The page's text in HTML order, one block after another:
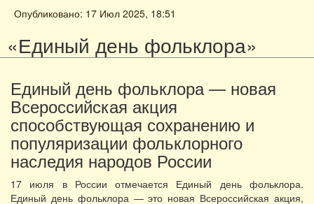
Опубликовано: 17 Июл 2025, 18:51
«Единый день фольклора»
Единый день фольклора — новая
Всероссийская акция
способствующая сохранению и
популяризации фольклорного
наследия народов России
17 июля в России отмечается Единый день фольклора.
Единый день фольклора — это новая Всероссийская акция,